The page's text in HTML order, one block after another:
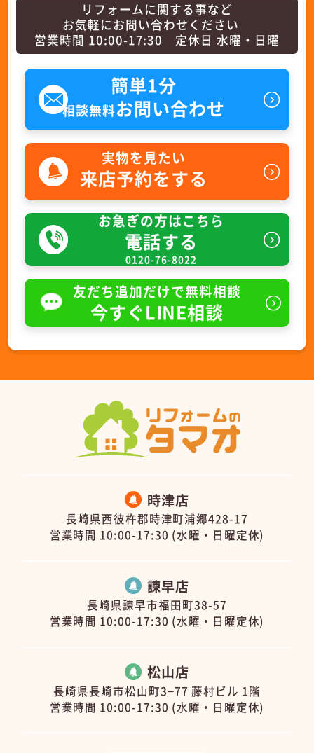
リフォームに関する事など
お気軽にお問い合わせください
営業時間 10:00-17:30 定休日 水曜・日曜
簡単1分
相談無料お問い合わせ
実物を見たい
来店予約をする
お急ぎの方はこちら
電話する
0120-76-8022
友だち追加だけで無料相談
今すぐLINE相談
時津店
長崎県西彼杵郡時津町浦郷428-17
営業時間 10:00-17:30 (水曜・日曜定休)
諫早店
長崎県諫早市福田町38-57
営業時間 10:00-17:30 (水曜・日曜定休)
松山店
長崎県長崎市松山町3−77 藤村ビル 1階
営業時間 10:00-17:30 (水曜・日曜定休)